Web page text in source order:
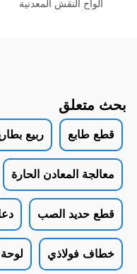
ألواح النقش المعدنية
بحث متعلق
قطع طابع ربيع
معالجة المعادن الحارة
قطع حديد الصب
خطاف فولاذي